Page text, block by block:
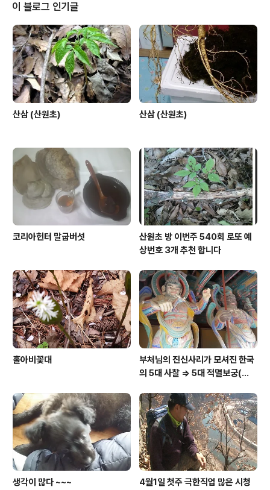
이 블로그 인기글
산삼 (산원초) 산삼 (산원초)
코리아헌터 말굽버섯
산원초 방 이번주 540회 로또 예
상번호 3개 추천 합니다
홀아비꽃대
부처님의 진신사리가 모셔진 한국
의 5대 사찰 => 5대 적멸보궁(寂
생각이 많다 ~~~
4월1일 첫주 극한직업 많은 시청